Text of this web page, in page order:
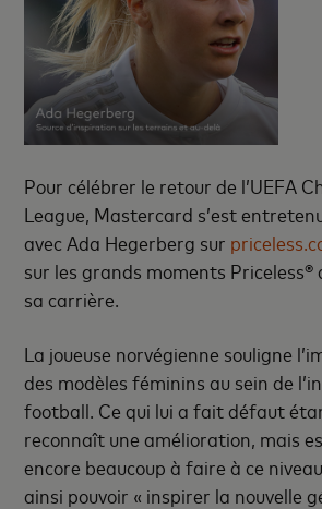
Pour célébrer le retour de l’UEFA
League, Mastercard s’est
avec Ada Hegerberg sur
sur les grands moments Priceless®
sa carrière.
La joueuse norvégienne souligne
des modèles féminins au sein de
football. Ce qui lui a fait défaut
reconnaît une amélioration, mais
encore beaucoup à faire à ce
ainsi pouvoir « inspirer la nouvelle